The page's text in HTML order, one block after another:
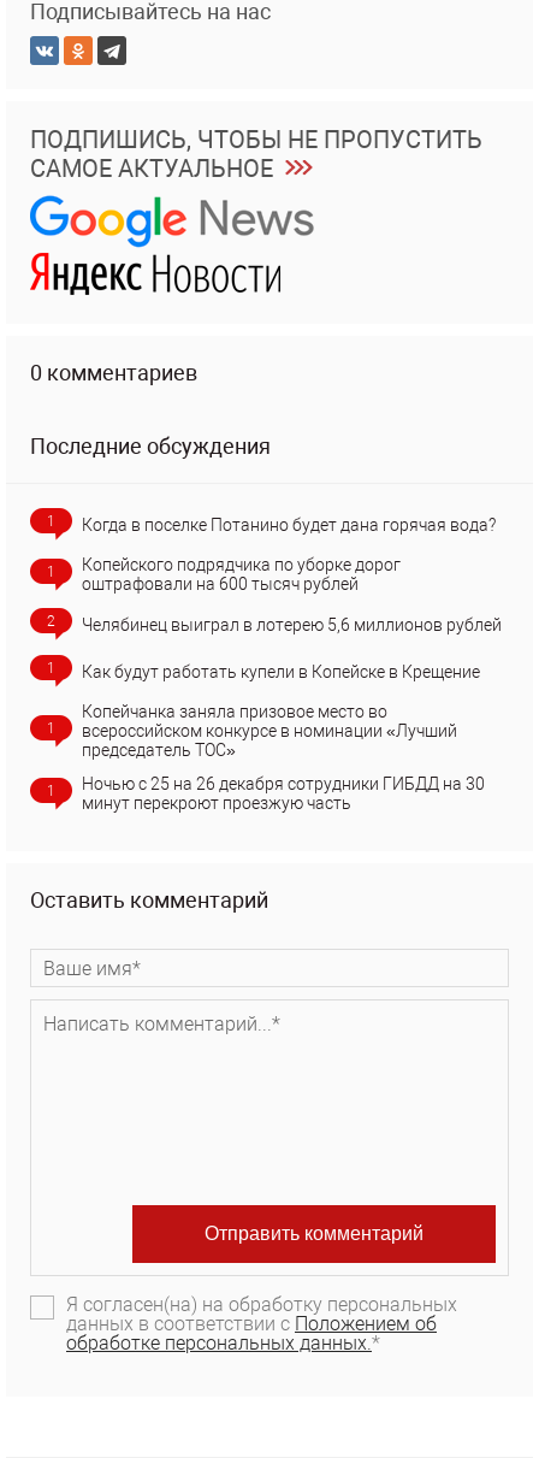
Подписывайтесь на нас
ПОДПИШИСЬ, ЧТОБЫ НЕ ПРОПУСТИТЬ
САМОЕ АКТУАЛЬНОЕ
0 комментариев
Последние обсуждения
1 Когда в поселке Потанино будет дана горячая вода?
1
Копейского подрядчика по уборке дорог
оштрафовали на 600 тысяч рублей
2 Челябинец выиграл в лотерею 5,6 миллионов рублей
1 Как будут работать купели в Копейске в Крещение
1
Копейчанка заняла призовое место во
всероссийском конкурсе в номинации «Лучший
председатель ТОС»
1
Ночью с 25 на 26 декабря сотрудники ГИБДД на 30
минут перекроют проезжую часть
Оставить комментарий
Я согласен(на) на обработку персональных
данных в соответствии с Положением об
обработке персональных данных.*